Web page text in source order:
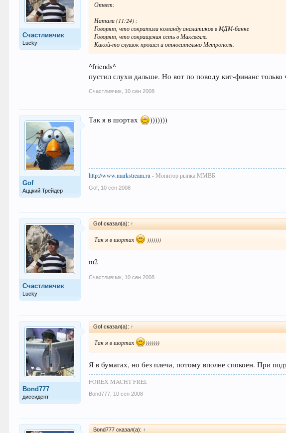
Счастливчик
Lucky
Ответ:
Натали (11:24) :
Говорят, что сократили команду аналитиков в МДМ-банке
Говорят, что сокращения есть в Максвелле.
Какой-то слушок прошел и относительно Метрополя.
^friends^
пустил слухи дальше. Но вот по поводу кит-финанс
Счастливчик 10 сен 2008
Gof
Аццкий Трейдер
Так я в шортах )))))))
http://www.markstream.ru - Монитор рынка ММВБ
Gof 10 сен 2008
Счастливчик
Lucky
Gof сказал(а): ↑
Так я в шортах )))))))
m2
Счастливчик 10 сен 2008
Bond777
диссидент
Gof сказал(а): ↑
Так я в шортах )))))))
Я в бумагах, но без плеча, потому вполне спокоен. При
FOREX MACHT FREI.
Bond777 10 сен 2008
Bond777 сказал(а): ↑